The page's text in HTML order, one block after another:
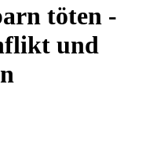
töten -
und